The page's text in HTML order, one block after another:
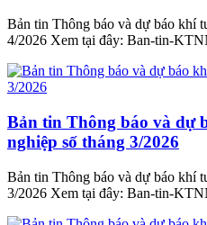
Bản tin Thông báo và dự báo khí
4/2026 Xem tại đây: Ban-tin-
Bản tin Thông báo và dự
nghiệp số tháng 3/2026
Bản tin Thông báo và dự báo khí
3/2026 Xem tại đây: Ban-tin-